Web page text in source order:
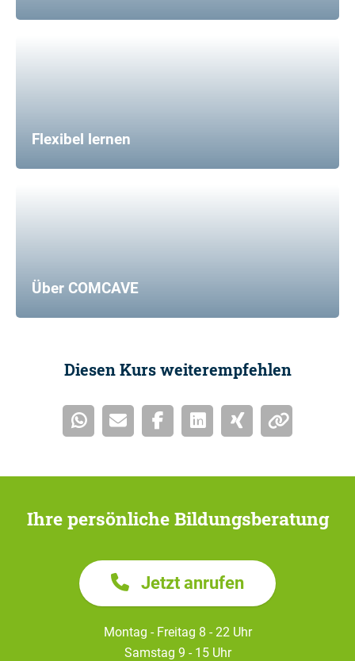
Flexibel lernen
Über COMCAVE
Diesen Kurs weiterempfehlen
Ihre persönliche Bildungsberatung
Jetzt anrufen
Montag - Freitag 8 - 22 Uhr
Samstag 9 - 15 Uhr